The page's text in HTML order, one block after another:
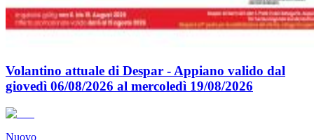
Volantino attuale di Despar - Appiano valido dal
giovedì 06/08/2026 al mercoledì 19/08/2026
Nuovo